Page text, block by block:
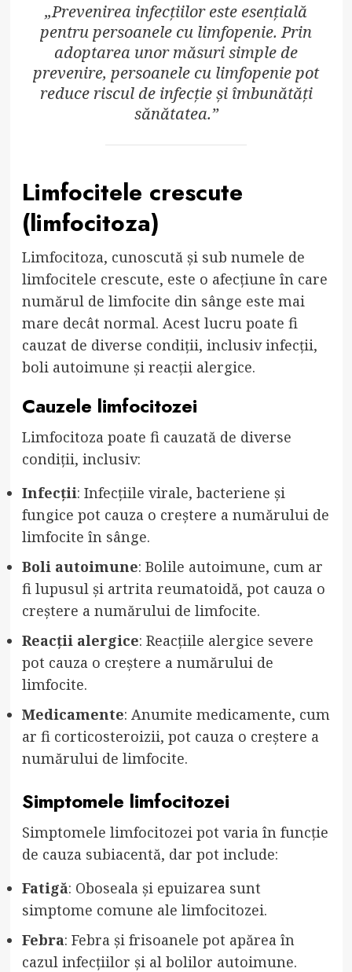
„Prevenirea infecțiilor este esențială
pentru persoanele cu limfopenie. Prin
adoptarea unor măsuri simple de
prevenire, persoanele cu limfopenie pot
reduce riscul de infecție și îmbunătăți
sănătatea.”
Limfocitele crescute
(limfocitoza)
Limfocitoza, cunoscută și sub numele de
limfocitele crescute, este o afecțiune în care
numărul de limfocite din sânge este mai
mare decât normal. Acest lucru poate fi
cauzat de diverse condiții, inclusiv infecții,
boli autoimune și reacții alergice.
Cauzele limfocitozei
Limfocitoza poate fi cauzată de diverse
condiții, inclusiv:
Infecții: Infecțiile virale, bacteriene și
fungice pot cauza o creștere a numărului de
limfocite în sânge.
Boli autoimune: Bolile autoimune, cum ar
fi lupusul și artrita reumatoidă, pot cauza o
creștere a numărului de limfocite.
Reacții alergice: Reacțiile alergice severe
pot cauza o creștere a numărului de
limfocite.
Medicamente: Anumite medicamente, cum
ar fi corticosteroizii, pot cauza o creștere a
numărului de limfocite.
Simptomele limfocitozei
Simptomele limfocitozei pot varia în funcție
de cauza subiacentă, dar pot include:
Fatigă: Oboseala și epuizarea sunt
simptome comune ale limfocitozei.
Febra: Febra și frisoanele pot apărea în
cazul infecțiilor și al bolilor autoimune.